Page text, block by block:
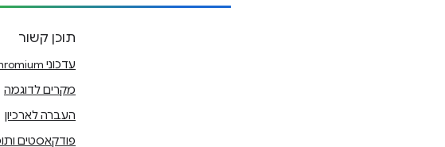
תוכן קשור
עדכוני Chromium
מקרים לדוגמה
העברה לארכיון
פודקאסטים